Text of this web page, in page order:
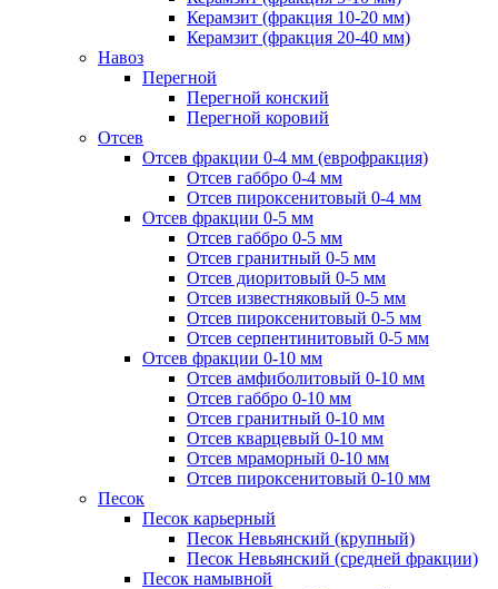
Керамзит (фракция 10-20 мм)
Керамзит (фракция 20-40 мм)
Навоз
Перегной
Перегной конский
Перегной коровий
Отсев
Отсев фракции 0-4 мм (еврофракция)
Отсев габбро 0-4 мм
Отсев пироксенитовый 0-4 мм
Отсев фракции 0-5 мм
Отсев габбро 0-5 мм
Отсев гранитный 0-5 мм
Отсев диоритовый 0-5 мм
Отсев известняковый 0-5 мм
Отсев пироксенитовый 0-5 мм
Отсев серпентинитовый 0-5 мм
Отсев фракции 0-10 мм
Отсев амфиболитовый 0-10 мм
Отсев габбро 0-10 мм
Отсев гранитный 0-10 мм
Отсев кварцевый 0-10 мм
Отсев мраморный 0-10 мм
Отсев пироксенитовый 0-10 мм
Песок
Песок карьерный
Песок Невьянский (крупный)
Песок Невьянский (средней фракции)
Песок намывной